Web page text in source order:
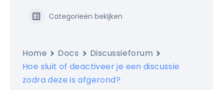
Categorieën bekijken
Home Docs
Discussieforum
Hoe sluit of deactiveer je een discussie
zodra deze is afgerond?